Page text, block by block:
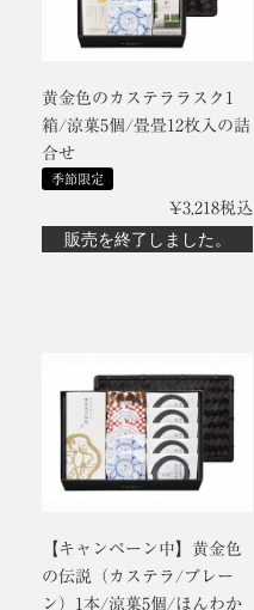
黄金色のカステララスク1
箱/涼菓5個/畳畳12枚入の詰
合せ
季節限定
¥3,218税込
販売を終了しました。
【キャンペーン中】黄金色
の伝説（カステラ/プレー
ン）1本/涼菓5個/ほんわか